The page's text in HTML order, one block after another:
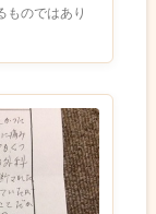
ものではあり